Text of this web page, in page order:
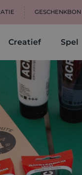
GESCHENKBON
Creatief Spel